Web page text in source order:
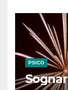
PSICO